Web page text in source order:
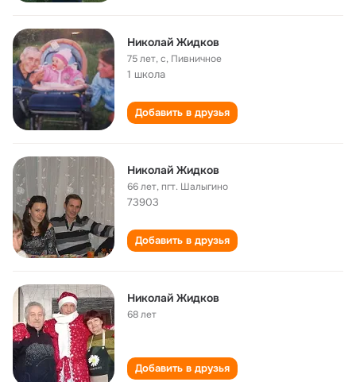
Николай Жидков
75 лет,с, Пивничное
1 школа
Добавить в друзья
Николай Жидков
66 лет,пгт. Шалыгино
73903
Добавить в друзья
Николай Жидков
68 лет
Добавить в друзья